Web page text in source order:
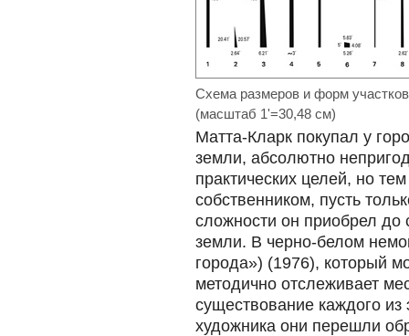
Схема размеров и форм
(масштаб 1'=30,48 cм)
Матта-Кларк покупал у
земли, абсолютно
практических целей, но
собственником, пусть
сложности он приобрел до
земли. В черно-белом
города») (1976), который
методично отслеживает
существование каждого из
художника они перешли